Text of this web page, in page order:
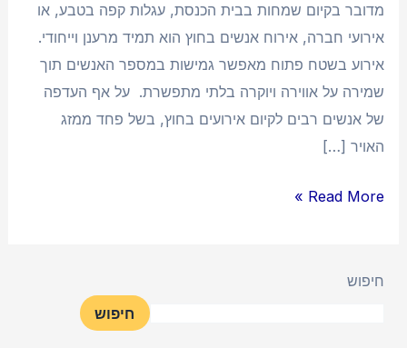
מדובר בקיום שמחות בבית הכנסת, עגלות קפה בטבע, או
אירועי חברה, אירוח אנשים בחוץ הוא תמיד מרענן וייחודי.
אירוע בשטח פתוח מאפשר גמישות במספר האנשים תוך
שמירה על אווירה ויוקרה בלתי מתפשרת. על אף העדפה
של אנשים רבים לקיום אירועים בחוץ, בשל פחד ממזג
האויר […]
Read More »
חיפוש
חיפוש